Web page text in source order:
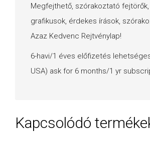
Megfejthető, szórakoztató fejtörők,
grafikusok, érdekes írások,
Azaz Kedvenc Rejtvénylap!
6-havi/1 éves előfizetés
USA) ask for 6 months/1 yr
Kapcsolódó